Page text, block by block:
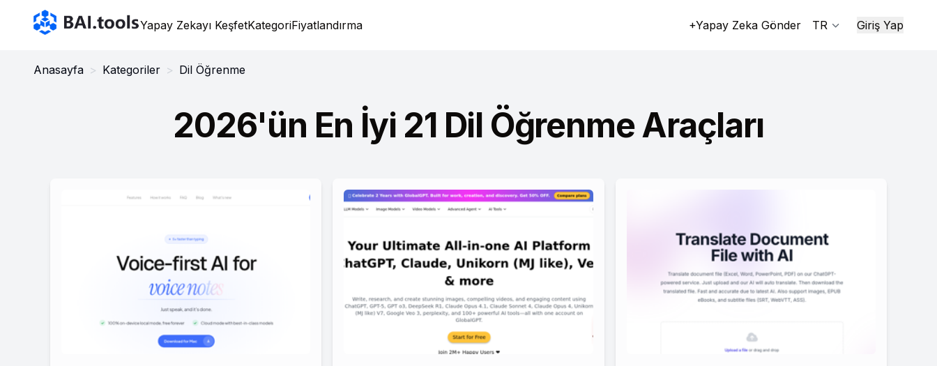
Bai.tools
Yapay Zekayı KeşfetKategoriFiyatlandırma +Yapay Zeka Gönder TR Giriş Yap
Anasayfa > Kategoriler > Dil Öğrenme
2026'ün En İyi 21 Dil Öğrenme Araçları